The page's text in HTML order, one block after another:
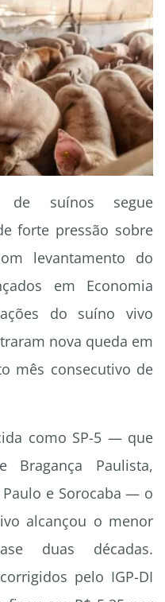
de suínos segue
forte pressão sobre
levantamento do
em Economia
do suíno vivo
nova queda em
mês consecutivo de
como SP-5 — que
Paulista,
Paulo e Sorocaba — o
alcançou o menor
duas décadas.
pelo IGP-DI